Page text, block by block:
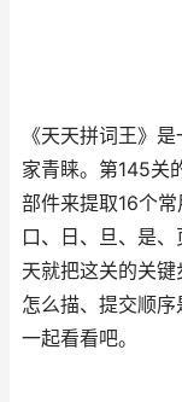
《天天拼词王》
家青睐。第145关
部件来提取16个常
口、日、旦、是
天就把这关的关
怎么描、提交顺
一起看看吧。